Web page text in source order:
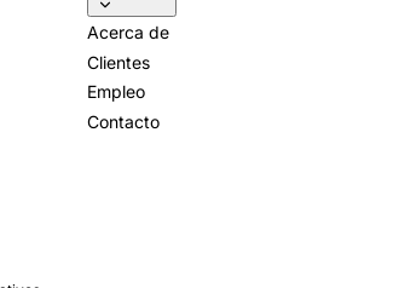
Acerca de
Clientes
Empleo
Contacto